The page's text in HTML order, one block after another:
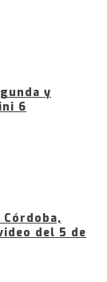
y
6
del 5 de